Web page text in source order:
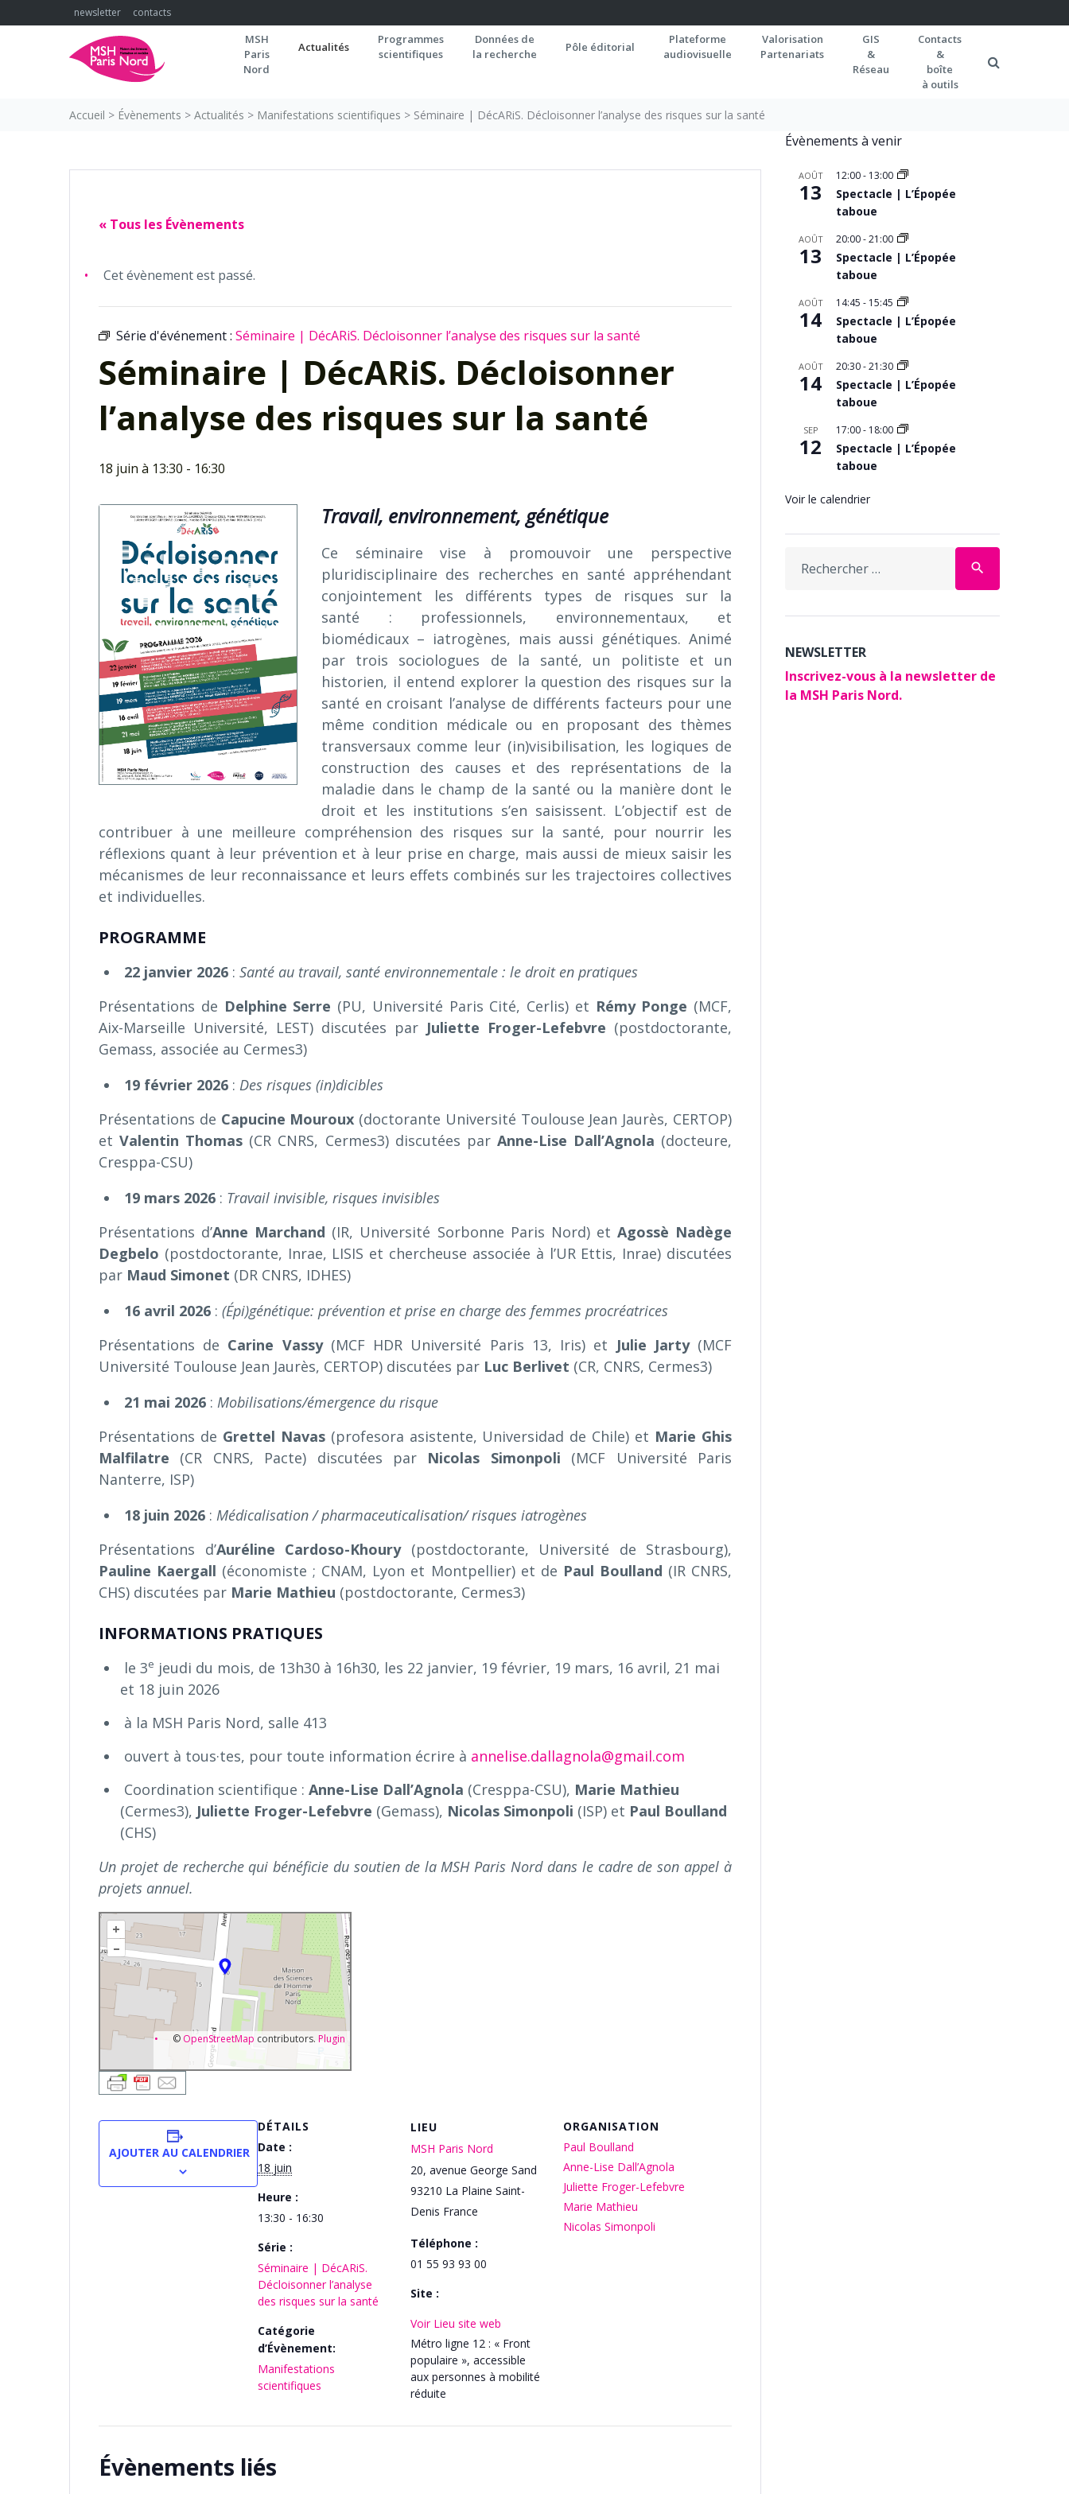
to
newsletter contacts
MSH
Paris
Nord
Actualités
Programmes
scientifiques
Données de
la recherche
Pôle éditorial
Plateforme
audiovisuelle
Valorisation
Partenariats
GIS
&
Réseau
Contacts
&
boîte
à outils
Accueil > Évènements > Actualités > Manifestations scientifiques > Séminaire | DécARiS. Décloisonner l’analyse des risques sur la santé
« Tous les Évènements
Cet évènement est passé.
Série d'événement : Séminaire | DécARiS. Décloisonner l’analyse des risques sur la santé
Séminaire | DécARiS. Décloisonner
l’analyse des risques sur la santé
18 juin à 13:30 - 16:30
Travail, environnement, génétique
Ce séminaire vise à promouvoir une perspective
pluridisciplinaire des recherches en santé appréhendant
conjointement les différents types de risques sur la
santé : professionnels, environnementaux, et
biomédicaux – iatrogènes, mais aussi génétiques. Animé
par trois sociologues de la santé, un politiste et un
historien, il entend explorer la question des risques sur la
santé en croisant l’analyse de différents facteurs pour une
même condition médicale ou en proposant des thèmes
transversaux comme leur (in)visibilisation, les logiques de
construction des causes et des représentations de la
maladie dans le champ de la santé ou la manière dont le
droit et les institutions s’en saisissent. L’objectif est de
contribuer à une meilleure compréhension des risques sur la santé, pour nourrir les
réflexions quant à leur prévention et à leur prise en charge, mais aussi de mieux saisir les
mécanismes de leur reconnaissance et leurs effets combinés sur les trajectoires collectives
et individuelles.
PROGRAMME
22 janvier 2026 :Santé au travail, santé environnementale : le droit en pratiques
Présentations de Delphine Serre (PU, Université Paris Cité, Cerlis) et Rémy Ponge (MCF,
Aix-Marseille Université, LEST) discutées par Juliette Froger-Lefebvre (postdoctorante,
Gemass, associée au Cermes3)
19 février 2026 :Des risques (in)dicibles
Présentations de Capucine Mouroux (doctorante Université Toulouse Jean Jaurès, CERTOP)
etValentin Thomas (CR CNRS, Cermes3) discutées par Anne-Lise Dall’Agnola (docteure,
Cresppa-CSU)
19 mars 2026 : Travail invisible, risques invisibles
Présentations d’Anne Marchand (IR, Université Sorbonne Paris Nord) et Agossè Nadège
Degbelo (postdoctorante, Inrae, LISIS et chercheuse associée à l’UR Ettis, Inrae) discutées
par Maud Simonet (DR CNRS, IDHES)
16 avril 2026 : (Épi)génétique: prévention et prise en charge des femmes procréatrices
Présentations de Carine Vassy(MCF HDR Université Paris 13, Iris) et Julie Jarty(MCF
Université Toulouse Jean Jaurès, CERTOP) discutées par Luc Berlivet (CR, CNRS, Cermes3)
21 mai 2026 :Mobilisations/émergence du risque
Présentations de Grettel Navas(profesora asistente, Universidad de Chile) et Marie Ghis
Malfilatre (CR CNRS, Pacte) discutées par Nicolas Simonpoli (MCF Université Paris
Nanterre, ISP)
18 juin 2026 :Médicalisation / pharmaceuticalisation/ risques iatrogènes
Présentations d’Auréline Cardoso-Khoury(postdoctorante, Université de Strasbourg),
Pauline Kaergall (économiste ; CNAM, Lyon et Montpellier) et de Paul Boulland (IR CNRS,
CHS) discutées par Marie Mathieu (postdoctorante, Cermes3)
INFORMATIONS PRATIQUES
le 3e jeudi du mois, de 13h30 à 16h30, les 22 janvier, 19 février, 19 mars, 16 avril, 21 mai
et 18 juin 2026
à la MSH Paris Nord, salle 413
ouvert à tous·tes, pour toute information écrire à annelise.dallagnola@gmail.com
Coordination scientifique :Anne-Lise Dall’Agnola (Cresppa-CSU), Marie Mathieu
(Cermes3), Juliette Froger-Lefebvre (Gemass), Nicolas Simonpoli (ISP) et Paul Boulland
(CHS)
Un projet de recherche qui bénéficie du soutien de la MSH Paris Nord dans le cadre de son appel à
projets annuel.
+
–
© OpenStreetMap contributors. Plugin
AJOUTER AU CALENDRIER
DÉTAILS
Date :
18 juin
Heure :
13:30 - 16:30
Série :
Séminaire | DécARiS.
Décloisonner l’analyse
des risques sur la santé
Catégorie
d’Évènement:
Manifestations
scientifiques
LIEU
MSH Paris Nord
20, avenue George Sand
93210 La Plaine Saint-
Denis France
Téléphone :
01 55 93 93 00
Site :
Voir Lieu site web
Métro ligne 12 : « Front
populaire », accessible
aux personnes à mobilité
réduite
ORGANISATION
Paul Boulland
Anne-Lise Dall’Agnola
Juliette Froger-Lefebvre
Marie Mathieu
Nicolas Simonpoli
Évènements liés
Évènements à venir
AOÛT
13
12:00- 13:00
Spectacle | L’Épopée
taboue
AOÛT
13
20:00-21:00
Spectacle | L’Épopée
taboue
AOÛT
14
14:45 - 15:45
Spectacle | L’Épopée
taboue
AOÛT
14
20:30-21:30
Spectacle | L’Épopée
taboue
SEP
12
17:00- 18:00
Spectacle | L’Épopée
taboue
Voir le calendrier
for:
search
NEWSLETTER
Inscrivez-vous à la newsletter de
la MSH Paris Nord.